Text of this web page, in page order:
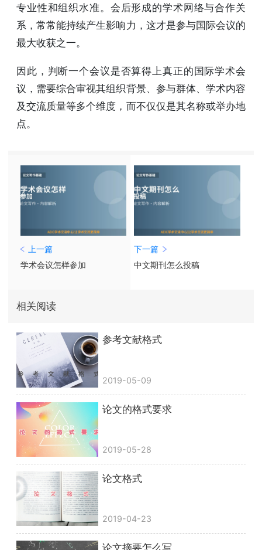
专业性和组织水准。会后形成的学术网络与合作关
系，常常能持续产生影响力，这才是参与国际会议的
最大收获之一。
因此，判断一个会议是否算得上真正的国际学术会
议，需要综合审视其组织背景、参与群体、学术内容
及交流质量等多个维度，而不仅仅是其名称或举办地
点。
上一篇
学术会议怎样参加
下一篇
中文期刊怎么投稿
相关阅读
参考文献格式
2019-05-09
论文的格式要求
2019-05-28
论文格式
2019-04-23